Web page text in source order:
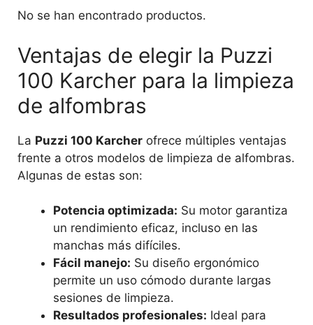
No se han encontrado productos.
Ventajas de elegir la Puzzi
100 Karcher para la limpieza
de alfombras
La Puzzi 100 Karcher ofrece múltiples ventajas
frente a otros modelos de limpieza de alfombras.
Algunas de estas son:
Potencia optimizada: Su motor garantiza
un rendimiento eficaz, incluso en las
manchas más difíciles.
Fácil manejo: Su diseño ergonómico
permite un uso cómodo durante largas
sesiones de limpieza.
Resultados profesionales: Ideal para